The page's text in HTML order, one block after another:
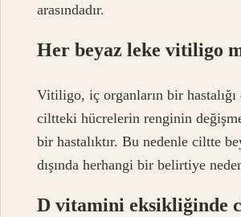
arasındadır.
Her beyaz leke vitiligo
Vitiligo, iç organların bir hastalığı
ciltteki hücrelerin renginin
bir hastalıktır. Bu nedenle ciltte
dışında herhangi bir belirtiye
D vitamini eksikliğinde